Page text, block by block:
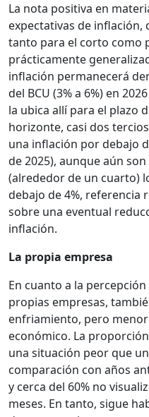
La nota positiva en
expectativas de
tanto para el corto como
prácticamente
inflación permanecerá
del BCU (3% a 6%) en
la ubica allí para el plazo
horizonte, casi dos
una inflación por debajo
de 2025), aunque aún
(alrededor de un cuarto)
debajo de 4%, referencia
sobre una eventual
inflación.
La propia empresa
En cuanto a la
propias empresas,
enfriamiento, pero
económico. La
una situación peor que
comparación con años
y cerca del 60% no
meses. En tanto, sigue